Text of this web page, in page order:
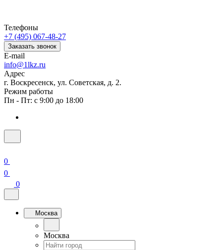
Телефоны
+7 (495) 067-48-27
Заказать звонок
E-mail
info@1lkz.ru
Адрес
г. Воскресенск, ул. Советская, д. 2.
Режим работы
Пн - Пт: с 9:00 до 18:00
0
0
0
Москва
Москва